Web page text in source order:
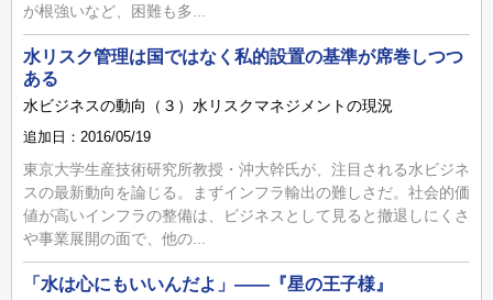
が根強いなど、困難も多...
水リスク管理は国ではなく私的設置の基準が席巻しつつ
ある
水ビジネスの動向（３）水リスクマネジメントの現況
追加日：2016/05/19
東京大学生産技術研究所教授・沖大幹氏が、注目される水ビジネ
スの最新動向を論じる。まずインフラ輸出の難しさだ。社会的価
値が高いインフラの整備は、ビジネスとして見ると撤退しにくさ
や事業展開の面で、他の...
「水は心にもいいんだよ」――『星の王子様』